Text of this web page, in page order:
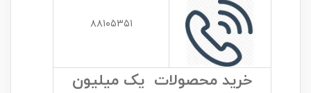
۸۸۱۰۵۳۵۱
خرید محصولات یک میلیون